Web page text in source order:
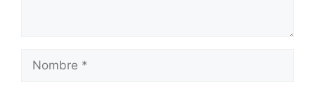
Nombre